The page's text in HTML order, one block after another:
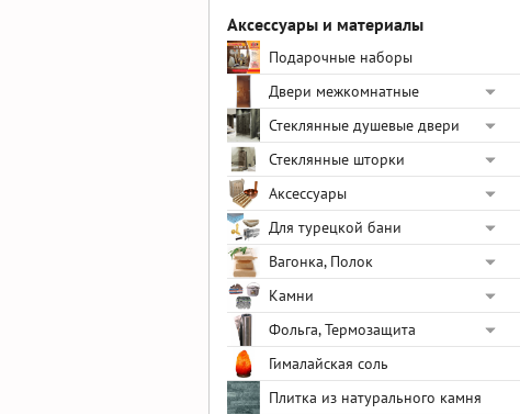
Аксессуары и материалы
Подарочные наборы
Двери межкомнатные
Стеклянные душевые двери
Стеклянные шторки
Аксессуары
Для турецкой бани
Вагонка, Полок
Камни
Фольга, Термозащита
Гималайская соль
Плитка из натурального камня